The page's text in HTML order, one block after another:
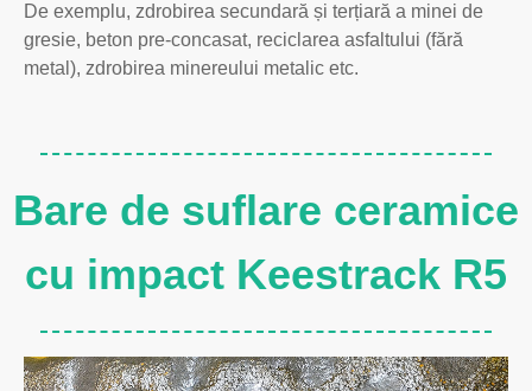
De exemplu, zdrobirea secundară și terțiară a minei de
gresie, beton pre-concasat, reciclarea asfaltului (fără
metal), zdrobirea minereului metalic etc.
Bare de suflare ceramice
cu impact Keestrack R5